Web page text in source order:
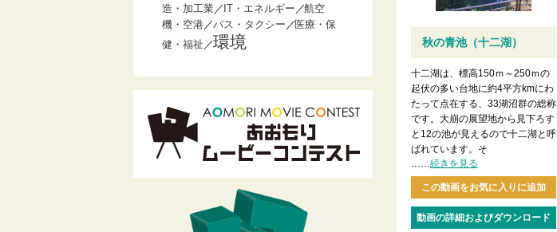
造・加工業／ IT・エネルギー ／航空
機・空港／バス・タクシー ／医療・保
健・福祉 ／環境 秋の青池（十二湖）
十二湖は、標高150ｍ～250ｍの
起伏の多い台地に約4平方kmにわ
たって点在する、33湖沼群の総称
です。大崩の展望地から見下ろす
と12の池が見えるので十二湖と呼
ばれています。そ
続きを見る
この動画をお気に入りに追加
動画の詳細およびダウンロード